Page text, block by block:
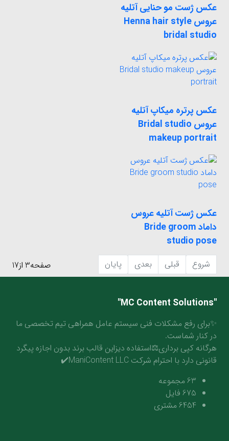
عکس ژست مو حنایی آتلیه
عروس Henna hair style
bridal studio
عکس پرتره میکاپ آتلیه
عروس Bridal studio
makeup portrait
عکس ژست آتلیه عروس
داماد Bride groom
studio pose
شروع قبلی بعدی پایان صفحه3 از17
"MC Content Solutions"
✨برای رفع مشکلات فنی سیستم عامل همراهی تیم تخصصی ما
در کنار شماست.
هرگانه کپی برداری⚖️استفاده دیزاین قالب برند بدون اجازه پیگرد
قانونی دارد با احترام شرکت ManiContent LLC✔️
63مجموعه
675 فایل
6454مشتری